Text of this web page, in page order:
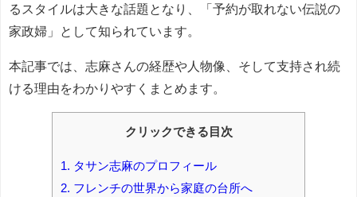
るスタイルは大きな話題となり、「予約が取れない伝説の
家政婦」として知られています。
本記事では、志麻さんの経歴や人物像、そして支持され続
ける理由をわかりやすくまとめます。
クリックできる目次
1. タサン志麻のプロフィール
2. フレンチの世界から家庭の台所へ